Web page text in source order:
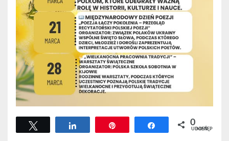
Udostępnij Udostępnij
0
UDOSTĘPNIEŃ